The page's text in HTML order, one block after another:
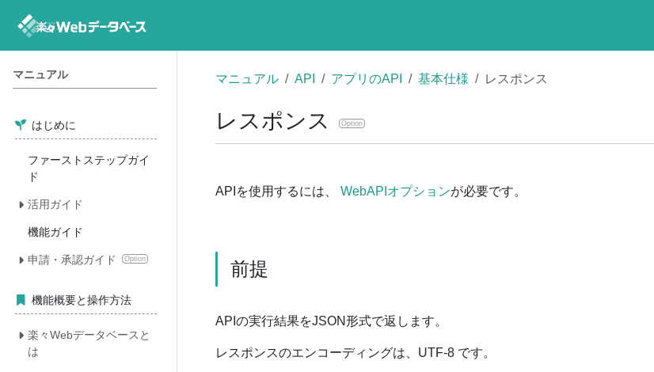
マニュアル
はじめに
ファーストステップガイ
ド
活用ガイド
機能ガイド
申請・承認ガイド Option
機能概要と操作方法
楽々Webデータベースと
は
マニュアル API アプリのAPI 基本仕様 レスポンス
レスポンス Option
APIを使用するには、 WebAPIオプションが必要です。
前提
APIの実行結果をJSON形式で返します。
レスポンスのエンコーディングは、UTF-8 です。